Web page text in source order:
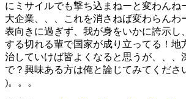
にミサイルでも撃ち込まねーと変わんね
大企業、、、これを消さねば変わらんわ
表向きに過ぎず、我が身をいかに誇示し
する切れる輩で国家が成り立ってる！地
治していけば皆よくなると思うが、、、
で？興味ある方は俺と論じてみてくださ
)。。。